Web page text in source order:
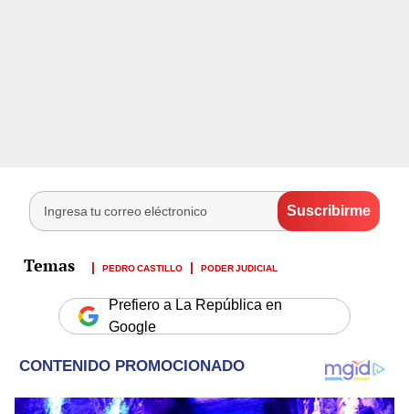
PEDRO CASTILLO PODER JUDICIAL
Prefiero a La República en
Google